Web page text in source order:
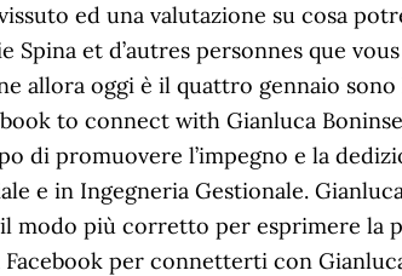
ed una valutazione su cosa
Spina et d’autres personnes que
allora oggi è il quattro gennaio
to connect with Gianluca
di promuovere l’impegno e la
e in Ingegneria Gestionale.
modo più corretto per esprimere la
per connetterti con